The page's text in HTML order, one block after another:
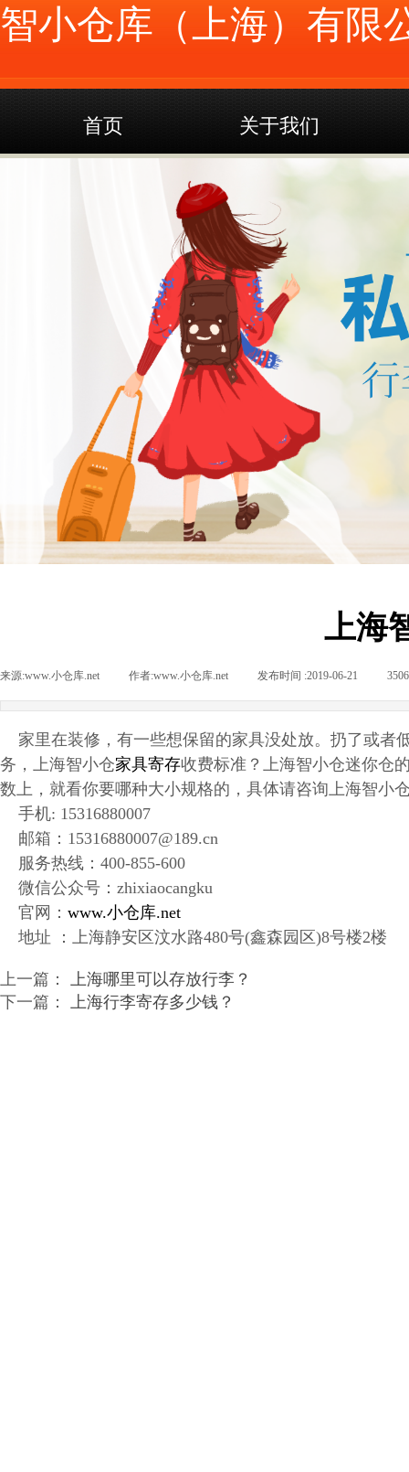
智小仓库（上海）有限
首页 关于我们
上海
来源:www.小仓库.net 作者:www.小仓库.net 发布时间 :2019-06-21
家里在装修，有一些想保留的家具没处放。扔了或者
务， 上海智小仓家具寄存收费标准？ 上海智小仓迷你仓
数上，就看你要哪种大小规格的，具体请咨询上海智小
手机: 15316880007
邮箱：15316880007@189.cn
服务热线：400-855-600
微信公众号：zhixiaocangku
官网： www.小仓库.net
地址 ：上海静安区汶水路480号(鑫森园区)8号楼2楼
上一篇：
上海哪里可以存放行李？
下一篇：
上海行李寄存多少钱？